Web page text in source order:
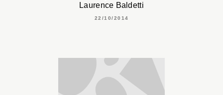
Laurence Baldetti
22/10/2014